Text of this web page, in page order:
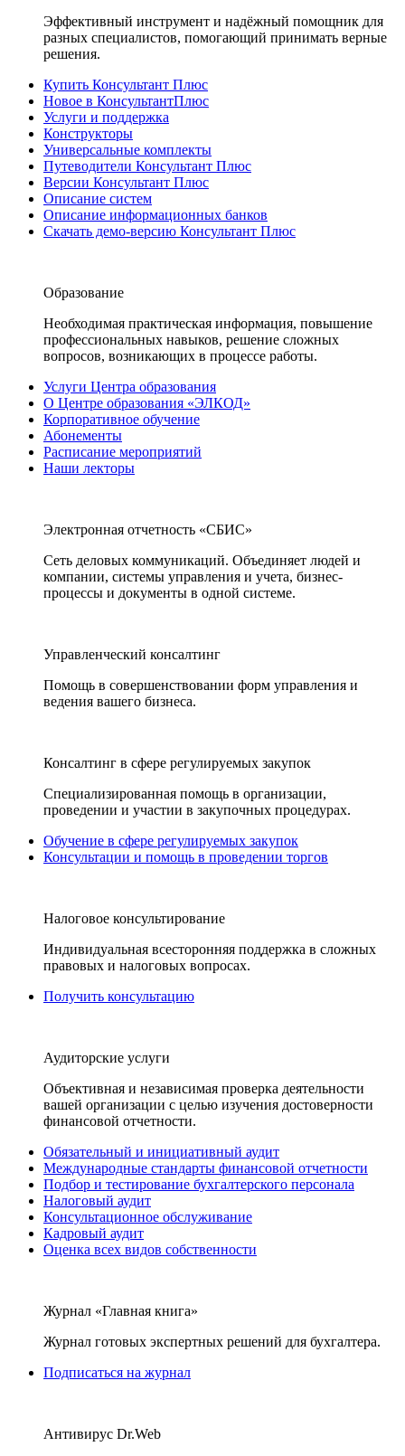
Эффективный инструмент и надёжный помощник для
разных специалистов, помогающий принимать верные
решения.
Купить Консультант Плюс
Новое в КонсультантПлюс
Услуги и поддержка
Конструкторы
Универсальные комплекты
Путеводители Консультант Плюс
Версии Консультант Плюс
Описание систем
Описание информационных банков
Скачать демо-версию Консультант Плюс
Образование
Необходимая практическая информация, повышение
профессиональных навыков, решение сложных
вопросов, возникающих в процессе работы.
Услуги Центра образования
О Центре образования «ЭЛКОД»
Корпоративное обучение
Абонементы
Расписание мероприятий
Наши лекторы
Электронная отчетность «СБИС»
Сеть деловых коммуникаций. Объединяет людей и
компании, системы управления и учета, бизнес-
процессы и документы в одной системе.
Управленческий консалтинг
Помощь в совершенствовании форм управления и
ведения вашего бизнеса.
Консалтинг в сфере регулируемых закупок
Специализированная помощь в организации,
проведении и участии в закупочных процедурах.
Обучение в сфере регулируемых закупок
Консультации и помощь в проведении торгов
Налоговое консультирование
Индивидуальная всесторонняя поддержка в сложных
правовых и налоговых вопросах.
Получить консультацию
Аудиторские услуги
Объективная и независимая проверка деятельности
вашей организации с целью изучения достоверности
финансовой отчетности.
Обязательный и инициативный аудит
Международные стандарты финансовой отчетности
Подбор и тестирование бухгалтерского персонала
Налоговый аудит
Консультационное обслуживание
Кадровый аудит
Оценка всех видов собственности
Журнал «Главная книга»
Журнал готовых экспертных решений для бухгалтера.
Подписаться на журнал
Антивирус Dr.Web